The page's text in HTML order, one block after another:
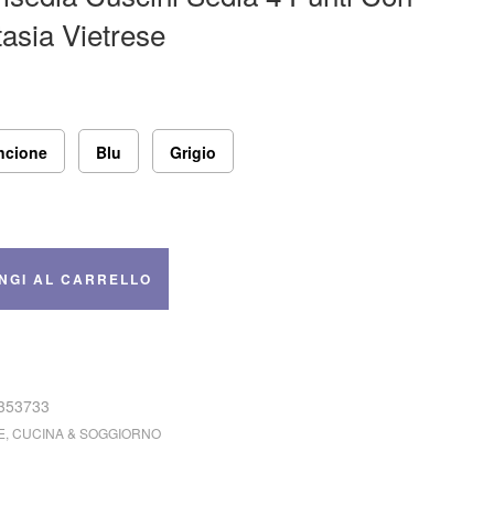
Vietrese
Blu Grigio
AL CARRELLO
,CUCINA & SOGGIORNO